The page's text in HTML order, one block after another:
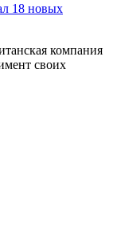
18 новых
компания
своих